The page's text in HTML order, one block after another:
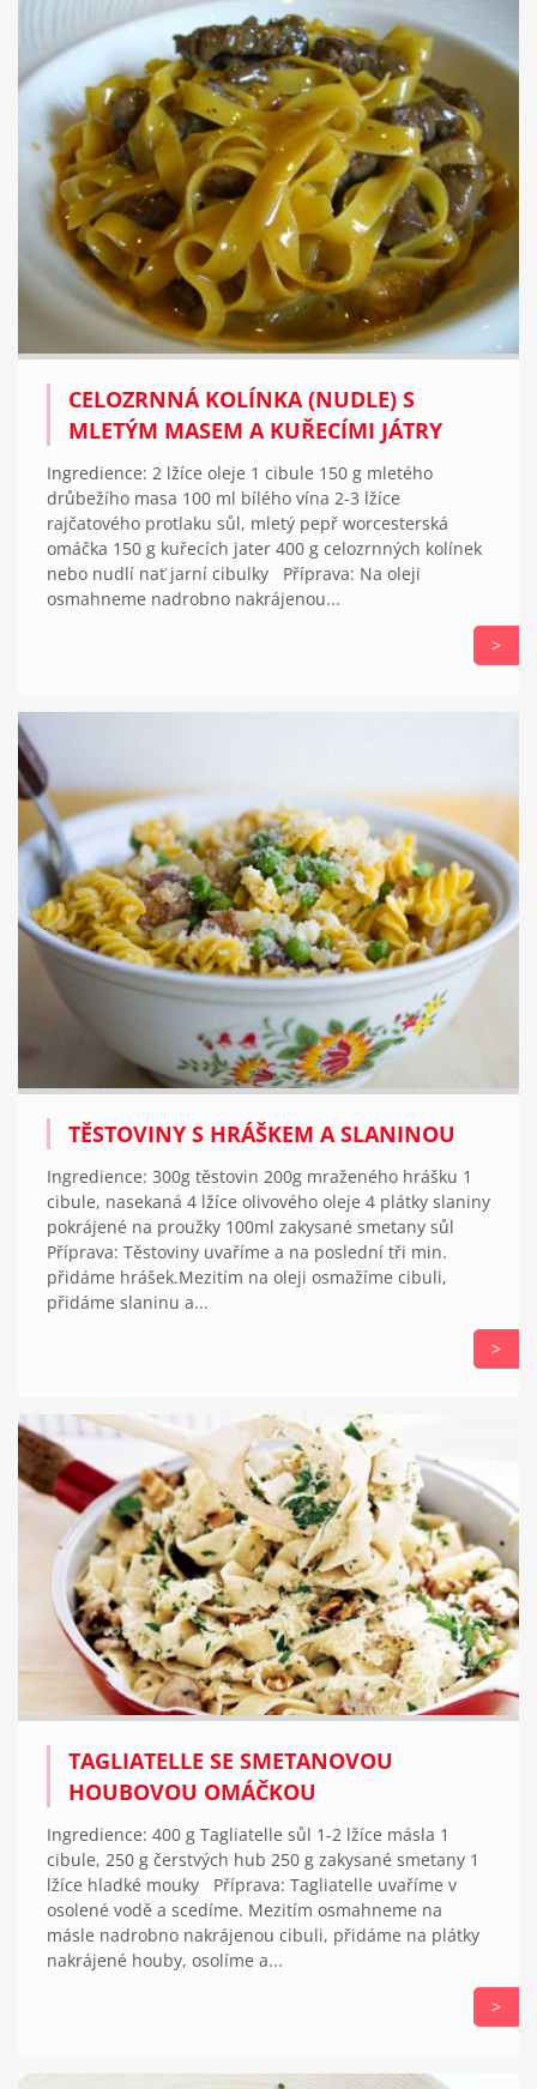
CELOZRNNÁ KOLÍNKA (NUDLE) S
MLETÝM MASEM A KUŘECÍMI JÁTRY
Ingredience: 2 lžíce oleje 1 cibule 150 g mletého
drůbežího masa 100 ml bílého vína 2-3 lžíce
rajčatového protlaku sůl, mletý pepř worcesterská
omáčka 150 g kuřecích jater 400 g celozrnných kolínek
nebo nudlí nať jarní cibulky Příprava: Na oleji
osmahneme nadrobno nakrájenou...
>
TĚSTOVINY S HRÁŠKEM A SLANINOU
Ingredience: 300g těstovin 200g mraženého hrášku 1
cibule, nasekaná 4 lžíce olivového oleje 4 plátky slaniny
pokrájené na proužky 100ml zakysané smetany sůl
Příprava: Těstoviny uvaříme a na poslední tři min.
přidáme hrášek.Mezitím na oleji osmažíme cibuli,
přidáme slaninu a...
>
TAGLIATELLE SE SMETANOVOU
HOUBOVOU OMÁČKOU
Ingredience: 400 g Tagliatelle sůl 1-2 lžíce másla 1
cibule, 250 g čerstvých hub 250 g zakysané smetany 1
lžíce hladké mouky Příprava: Tagliatelle uvaříme v
osolené vodě a scedíme. Mezitím osmahneme na
másle nadrobno nakrájenou cibuli, přidáme na plátky
nakrájené houby, osolíme a...
>